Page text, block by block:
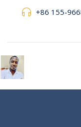
+86 155-